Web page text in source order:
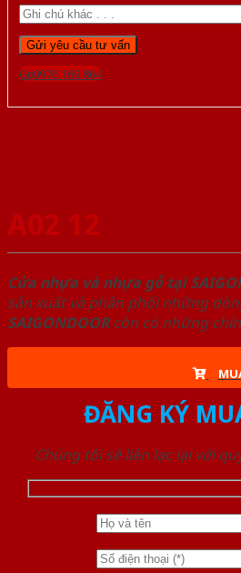
Gọi 0976.169.864
A02 12
Cửa nhựa và nhựa gỗ tại
sản xuất và phân phối những
SAIGONDOORcòn có những
ĐĂNG KÝ
Chúng tôi sẽ liên lạc lại với